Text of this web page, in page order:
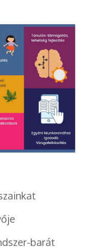
barát